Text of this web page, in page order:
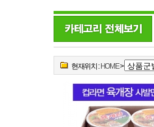
현재위치 : HOME>